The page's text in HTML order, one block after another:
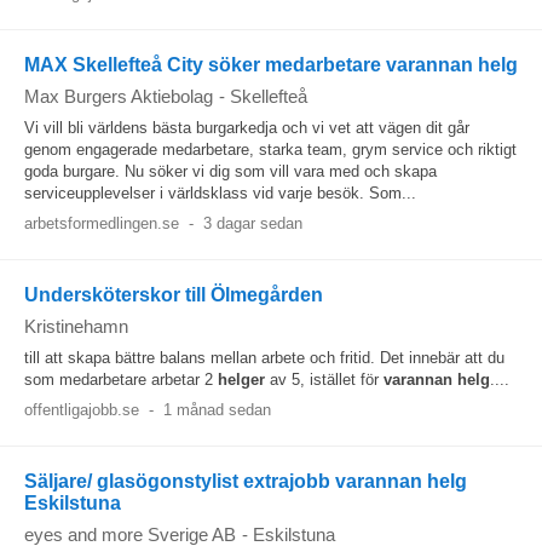
MAX Skellefteå City söker medarbetare varannan helg
Max Burgers Aktiebolag - Skellefteå
Vi vill bli världens bästa burgarkedja och vi vet att vägen dit går
genom engagerade medarbetare, starka team, grym service och riktigt
goda burgare. Nu söker vi dig som vill vara med och skapa
serviceupplevelser i världsklass vid varje besök. Som...
arbetsformedlingen.se - 3 dagar sedan
Undersköterskor till Ölmegården
Kristinehamn
till att skapa bättre balans mellan arbete och fritid. Det innebär att du
som medarbetare arbetar 2 helger av 5, istället för varannan helg....
offentligajobb.se - 1 månad sedan
Säljare/ glasögonstylist extrajobb varannan helg
Eskilstuna
eyes and more Sverige AB - Eskilstuna